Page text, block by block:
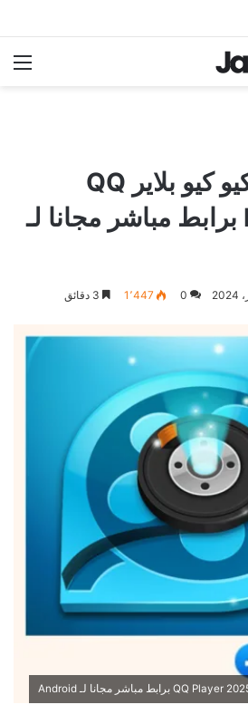
تحميل تطبيق كيو كيو بلاير QQ
Player 2025 برابط مباشر مجانا لـ
0 1٬447